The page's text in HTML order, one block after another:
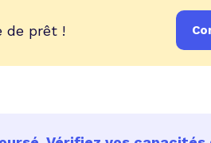
de prêt !